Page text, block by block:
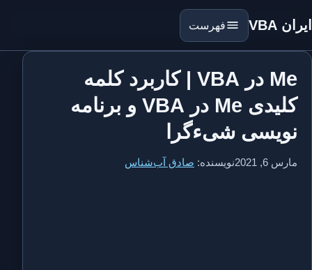
ایران VBA فهرست
Me در VBA | کاربرد کلمه
کلیدی Me در VBA و برنامه
نویسی شیءگرا
مارس 6, 2021 نویسنده: صادق آب‌شناس